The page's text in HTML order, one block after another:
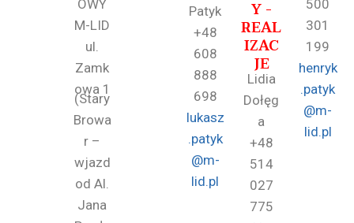
OWY
M-LID
ul.
Zamk
owa 1
(Stary
Browa
r –
wjazd
od Al.
Jana
Patyk
+48
608
888
698
lukasz
.patyk
@m-
lid.pl
Y -
REAL
IZAC
JE
Lidia
Dołęg
a
+48
514
027
775
500
301
199
henryk
.patyk
@m-
lid.pl